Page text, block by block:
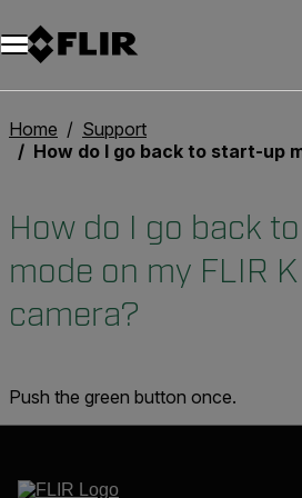
Home
Support
How do I go back to start-up mode on my FLIR K
How do I go back
mode on my FLIR
camera?
Push the green button once.